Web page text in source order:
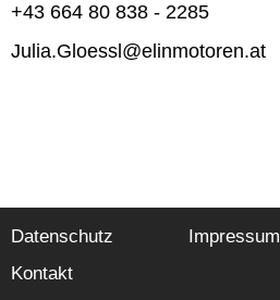
+43 664 80 838 - 2285
Julia.Gloessl@elinmotoren.at
Datenschutz
Impressum
Kontakt